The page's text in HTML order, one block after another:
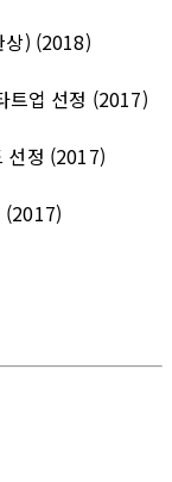
상) (2018)
트업 선정 (2017)
선정 (2017)
(2017)